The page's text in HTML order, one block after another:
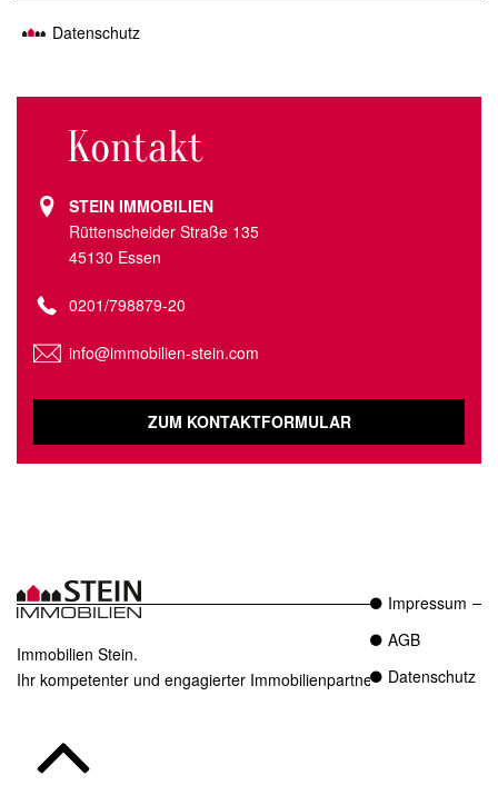
Datenschutz
Kontakt
STEIN IMMOBILIEN
Rüttenscheider Straße 135
45130 Essen
0201/798879-20
info@immobilien-stein.com
ZUM KONTAKTFORMULAR
Immobilien Stein.
Ihr kompetenter und engagierter Immobilienpartner in Essen.
Impressum
AGB
Datenschutz